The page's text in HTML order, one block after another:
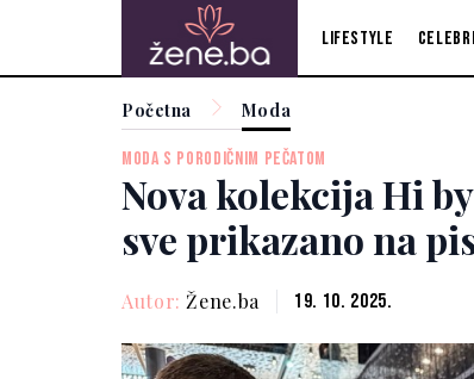
Lifestyle
Početna Moda
MODA S PORODIČNIM PEČATOM
Nova kolekcija Hi
sve prikazano na
Autor: Žene.ba 19. 10. 2025.